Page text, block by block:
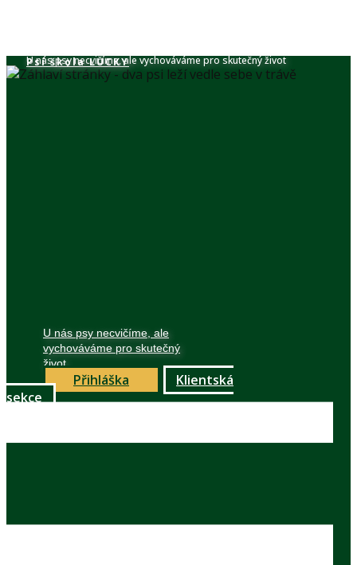
U nás psy necvičíme, ale vychováváme pro skutečný život
Psí škola​ LUCKY
U nás psy necvičíme, ale
vychováváme pro skutečný
život
Přihláška
Klientská
sekce